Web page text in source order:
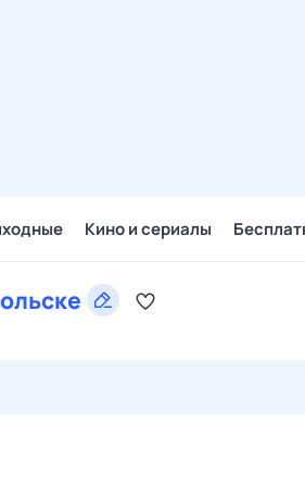
Кино и сериалы